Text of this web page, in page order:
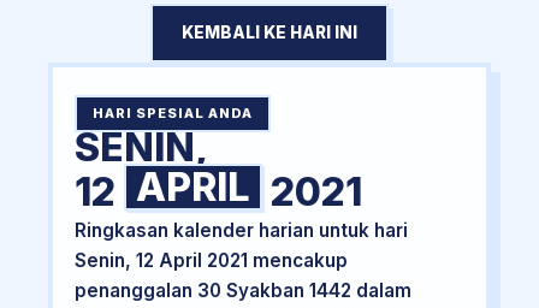
KEMBALI KE HARI INI
HARI SPESIAL ANDA
SENIN,
12 APRIL 2021
Ringkasan kalender harian untuk hari
Senin, 12 April 2021 mencakup
penanggalan 30 Syakban 1442 dalam